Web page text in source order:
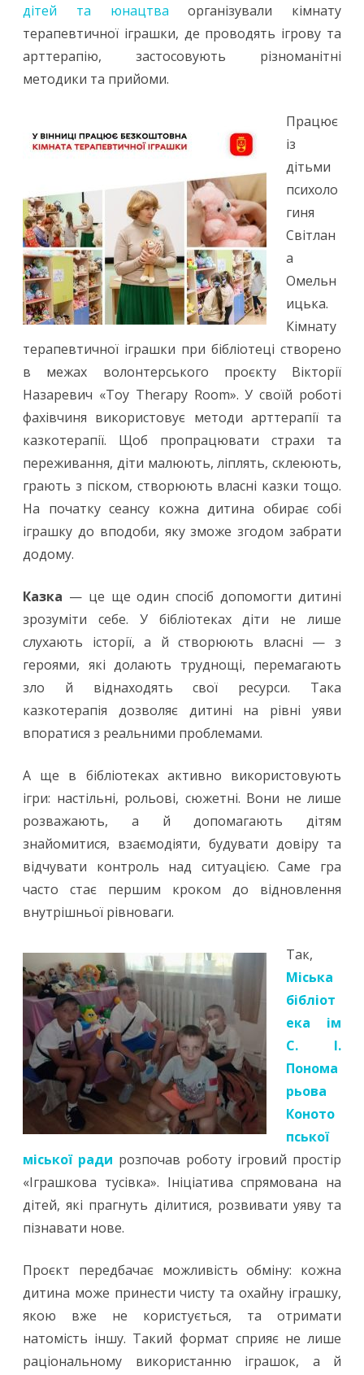
дітей та юнацтва організували кімнату
терапевтичної іграшки, де проводять ігрову та
арттерапію, застосовують різноманітні
методики та прийоми.
Працює
із
дітьми
психоло
гиня
Світлан
а
Омельн
ицька.
Кімнату
терапевтичної іграшки при бібліотеці створено
в межах волонтерського проєкту Вікторії
Назаревич «Toy Therapy Room». У своїй роботі
фахівчиня використовує методи арттерапії та
казкотерапії. Щоб пропрацювати страхи та
переживання, діти малюють, ліплять, склеюють,
грають з піском, створюють власні казки тощо.
На початку сеансу кожна дитина обирає собі
іграшку до вподоби, яку зможе згодом забрати
додому.
Казка — це ще один спосіб допомогти дитині
зрозуміти себе. У бібліотеках діти не лише
слухають історії, а й створюють власні — з
героями, які долають труднощі, перемагають
зло й віднаходять свої ресурси. Така
казкотерапія дозволяє дитині на рівні уяви
впоратися з реальними проблемами.
А ще в бібліотеках активно використовують
ігри: настільні, рольові, сюжетні. Вони не лише
розважають, а й допомагають дітям
знайомитися, взаємодіяти, будувати довіру та
відчувати контроль над ситуацією. Саме гра
часто стає першим кроком до відновлення
внутрішньої рівноваги.
Так,
Міська
бібліот
ека ім
С. І.
Понома
рьова
Коното
пської
міської ради розпочав роботу ігровий простір
«Іграшкова тусівка». Ініціатива спрямована на
дітей, які прагнуть ділитися, розвивати уяву та
пізнавати нове.
Проєкт передбачає можливість обміну: кожна
дитина може принести чисту та охайну іграшку,
якою вже не користується, та отримати
натомість іншу. Такий формат сприяє не лише
раціональному використанню іграшок, а й